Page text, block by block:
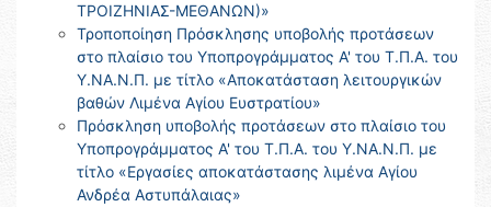
ΤΡΟΙΖΗΝΙΑΣ-ΜΕΘΑΝΩΝ)»
Τροποποίηση Πρόσκλησης υποβολής προτάσεων
στο πλαίσιο του Υποπρογράμματος Α' του Τ.Π.Α. του
Υ.ΝΑ.Ν.Π. με τίτλο «Αποκατάσταση λειτουργικών
βαθών Λιμένα Αγίου Ευστρατίου»
Πρόσκληση υποβολής προτάσεων στο πλαίσιο του
Υποπρογράμματος Α' του Τ.Π.Α. του Υ.ΝΑ.Ν.Π. με
τίτλο «Εργασίες αποκατάστασης λιμένα Αγίου
Ανδρέα Αστυπάλαιας»